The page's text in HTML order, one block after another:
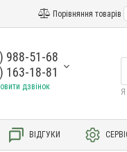
Порівняння товарів
988-51-68
163-18-81
дзвінок
ВІДГУКИ